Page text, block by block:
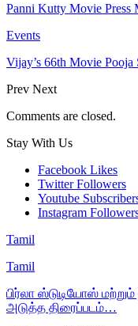
Panni Kutty Movie Press
Events
Vijay’s 66th Movie Pooja
Prev Next
Comments are closed.
Stay With Us
Facebook Likes
Twitter Followers
Youtube
Instagram
Tamil
Tamil
பிர்லா ஸ்டுடியோஸ்
அடுத்த திரைப்படம்…